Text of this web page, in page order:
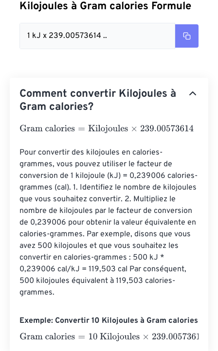
Kilojoules à Gram calories Formule
1 kJ x 239.00573614 ..
Comment convertir Kilojoules à
Gram calories?
Gram calories=Kilojoules×239.00573614
Pour convertir des kilojoules en calories-
grammes, vous pouvez utiliser le facteur de
conversion de 1 kilojoule (kJ) = 0,239006 calories-
grammes (cal). 1. Identifiez le nombre de kilojoules
que vous souhaitez convertir. 2. Multipliez le
nombre de kilojoules par le facteur de conversion
de 0,239006 pour obtenir la valeur équivalente en
calories-grammes. Par exemple, disons que vous
avez 500 kilojoules et que vous souhaitez les
convertir en calories-grammes : 500 kJ *
0,239006 cal/kJ = 119,503 cal Par conséquent,
500 kilojoules équivalent à 119,503 calories-
grammes.
Exemple: Convertir 10 Kilojoules à Gram calories
Gram calories=10 Kilojoules×239.00573614=